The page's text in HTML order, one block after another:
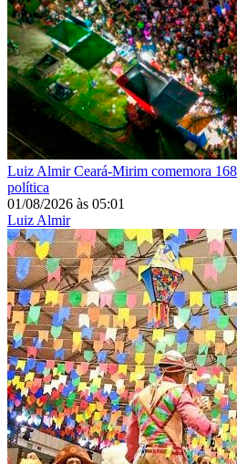
Luiz AlmirCeará-Mirim comemora
política
01/08/2026 às 05:01
Luiz Almir